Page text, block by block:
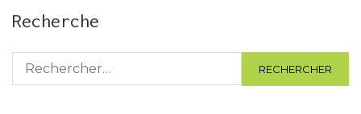
Recherche
Rechercher :